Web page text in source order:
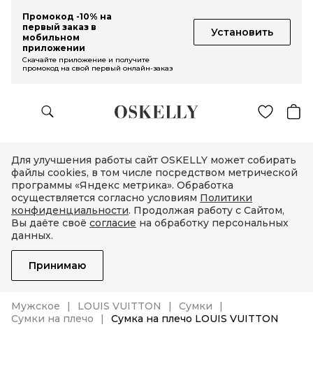
Промокод -10% на
первый заказ в
мобильном
приложении
Установить
Скачайте приложение и получите
промокод на свой первый онлайн-заказ
Для улучшения работы сайт OSKELLY может собирать
файлы cookies, в том числе посредством метрической
программы «Яндекс метрика». Обработка
осуществляется согласно условиям Политики
конфиденциальности. Продолжая работу с Сайтом,
Вы даёте своё согласие на обработку персональных
данных.
Принимаю
Мужское LOUIS VUITTON
Сумки
Сумки на плечо
Сумка на плечо LOUIS VUITTON